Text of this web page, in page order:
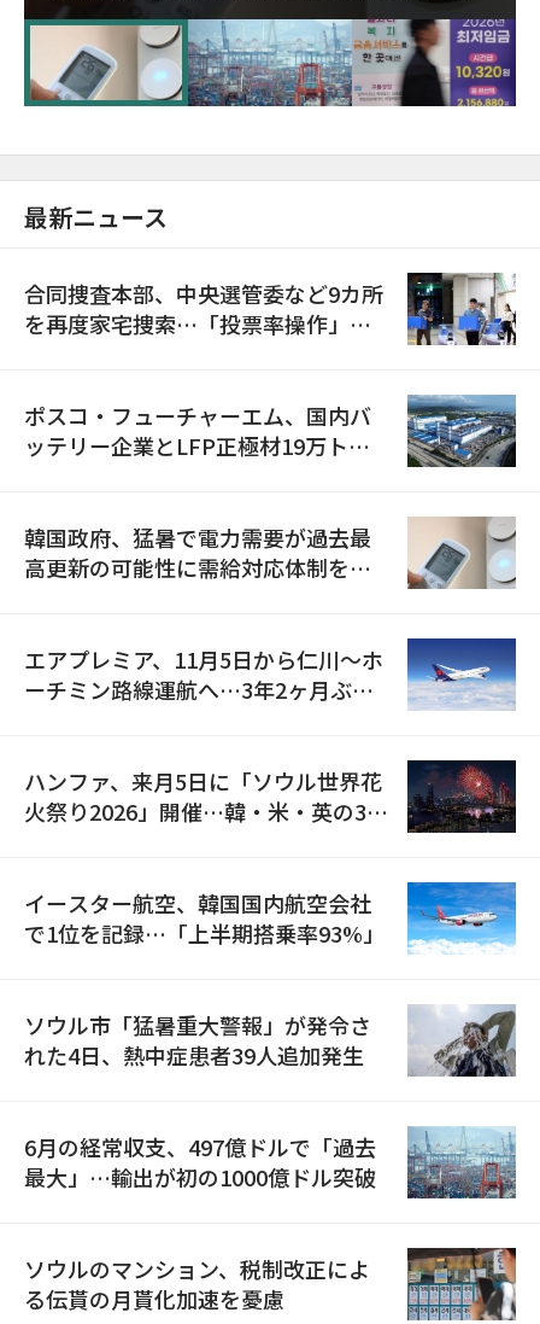
に需給対応体制を点検
最新ニュース
合同捜査本部、中央選管委など9カ所
を再度家宅捜索…「投票率操作」の
ポスコ・フューチャーエム、国内バ
ッテリー企業とLFP正極材19万トン
韓国政府、猛暑で電力需要が過去最
高更新の可能性に需給対応体制を点
エアプレミア、11月5日から仁川〜ホ
ーチミン路線運航へ…3年2ヶ月ぶり
ハンファ、来月5日に「ソウル世界花
火祭り2026」開催…韓・米・英の3カ
イースター航空、韓国国内航空会社
で1位を記録…「上半期搭乗率93%」
ソウル市「猛暑重大警報」が発令さ
れた4日、熱中症患者39人追加発生
6月の経常収支、497億ドルで「過去
最大」…輸出が初の1000億ドル突破
ソウルのマンション、税制改正によ
る伝貰の月貰化加速を憂慮